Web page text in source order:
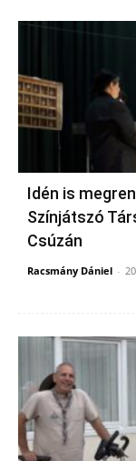
Idén is
Színjátszó
Csúzán
Racsmány Dániel -